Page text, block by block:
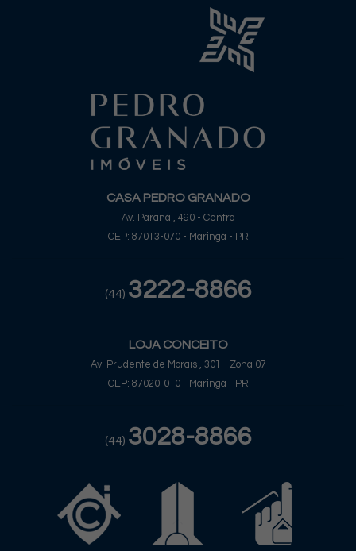
CASA PEDRO GRANADO
Av. Paraná , 490 - Centro
CEP: 87013-070 - Maringá - PR
(44) 3222-8866
LOJA CONCEITO
Av. Prudente de Morais , 301 - Zona 07
CEP: 87020-010 - Maringá - PR
(44) 3028-8866